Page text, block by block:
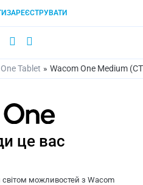
ЗАРЕЄСТРУВАТИ
Tablet » Wacom One Medium
це вас
можливостей з Wacom